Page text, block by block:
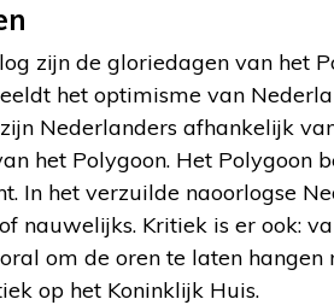
zijn de gloriedagen van het
het optimisme van
Nederlanders afhankelijk
het Polygoon. Het Polygoon
In het verzuilde naoorlogse
nauwelijks. Kritiek is er ook:
om de oren te laten
op het Koninklijk Huis.